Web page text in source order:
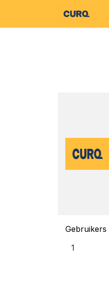
Gebruikers